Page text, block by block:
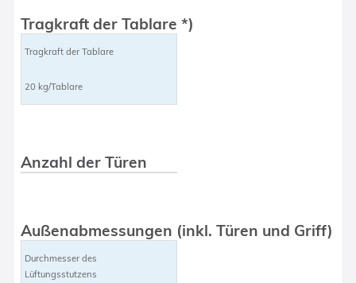
Tragkraft der Tablare *)
Tragkraft der Tablare
20 kg/Tablare
Anzahl der Türen
Außenabmessungen (inkl. Türen und Griff)
Durchmesser des
Lüftungsstutzens